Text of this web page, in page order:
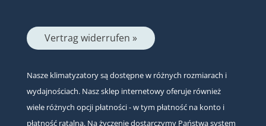
Vertrag widerrufen »
Nasze klimatyzatory są dostępne w różnych rozmiarach i
wydajnościach. Nasz sklep internetowy oferuje również
wiele różnych opcji płatności - w tym płatność na konto i
płatność ratalną. Na życzenie dostarczymy Państwa system